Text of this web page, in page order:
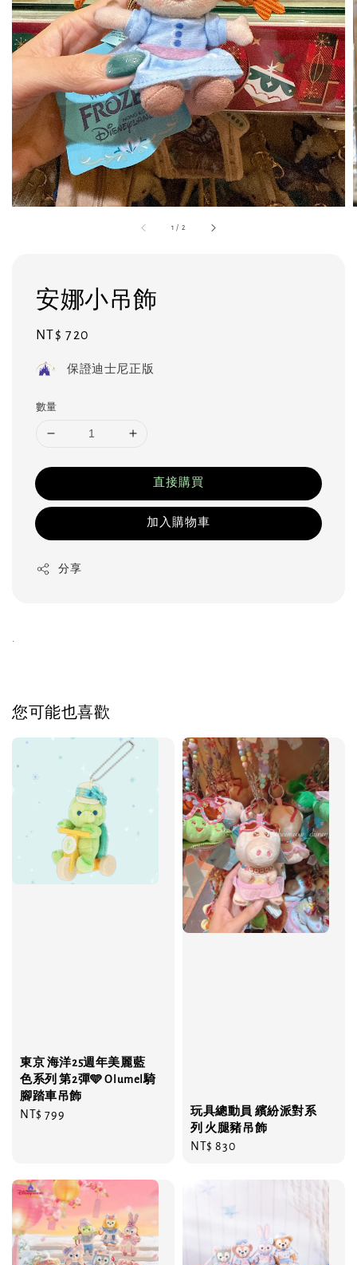
1 / 2
安娜小吊飾
Regular
NT$ 720
保證迪士尼正版
數量
直接購買
加入購物車
分享
您可能也喜歡
東京 海洋25週年美麗藍
色系列 第2彈🩵 Olumel騎
腳踏車吊飾
Regular
NT$ 799
玩具總動員 繽紛派對系
列 火腿豬吊飾
Regular
NT$ 830